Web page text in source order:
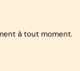
à tout moment.